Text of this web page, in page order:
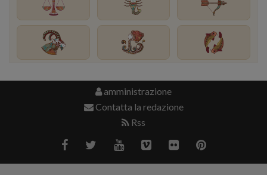
amministrazione
Contatta la redazione
Rss